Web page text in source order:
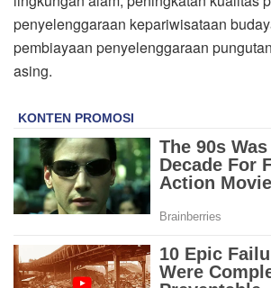
penyelenggaraan kepariwisataan
pembiayaan penyelenggaraan
asing.